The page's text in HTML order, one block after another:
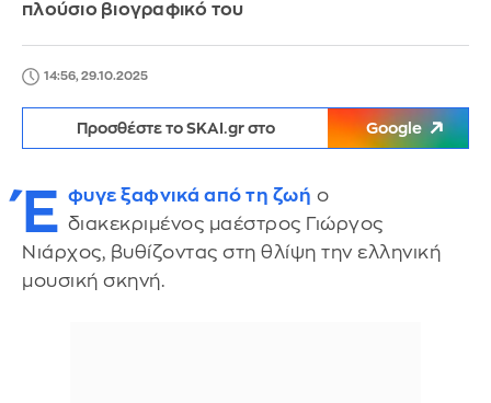
πλούσιο βιογραφικό του
14:56, 29.10.2025
Προσθέστε το SKAI.gr στο Google
Έ φυγε ξαφνικά από τη ζωή ο
διακεκριμένος μαέστρος Γιώργος
Νιάρχος, βυθίζοντας στη θλίψη την ελληνική
μουσική σκηνή.